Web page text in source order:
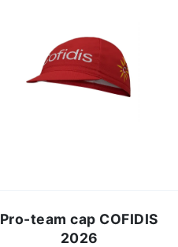
Pro-team cap COFIDIS
2026